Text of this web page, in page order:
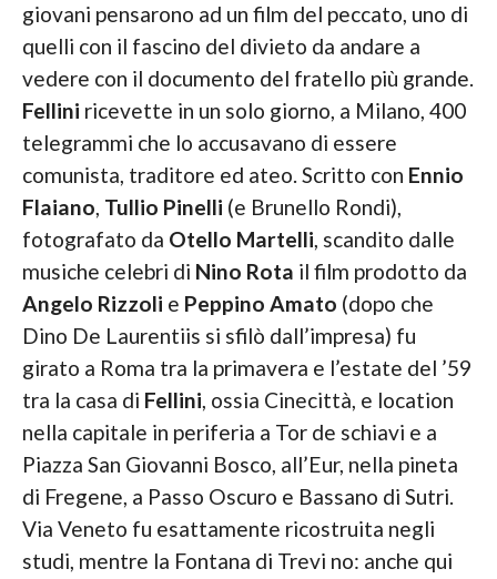
giovani pensarono ad un film del peccato, uno di
quelli con il fascino del divieto da andare a
vedere con il documento del fratello più grande.
Fellini ricevette in un solo giorno, a Milano, 400
telegrammi che lo accusavano di essere
comunista, traditore ed ateo. Scritto con Ennio
Flaiano, Tullio Pinelli (e Brunello Rondi),
fotografato da Otello Martelli, scandito dalle
musiche celebri di Nino Rota il film prodotto da
Angelo Rizzoli e Peppino Amato (dopo che
Dino De Laurentiis si sfilò dall’impresa) fu
girato a Roma tra la primavera e l’estate del ’59
tra la casa di Fellini, ossia Cinecittà, e location
nella capitale in periferia a Tor de schiavi e a
Piazza San Giovanni Bosco, all’Eur, nella pineta
di Fregene, a Passo Oscuro e Bassano di Sutri.
Via Veneto fu esattamente ricostruita negli
studi, mentre la Fontana di Trevi no: anche qui